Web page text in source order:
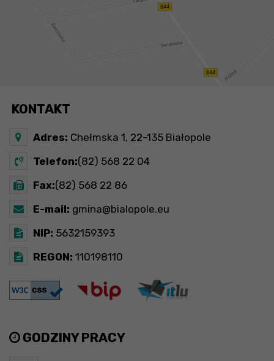
KONTAKT
Adres: Chełmska 1, 22-135 Białopole
Telefon:(82) 568 22 04
Fax:(82) 568 22 86
E-mail: gmina@bialopole.eu
NIP: 5632159393
REGON: 110198110
GODZINY PRACY